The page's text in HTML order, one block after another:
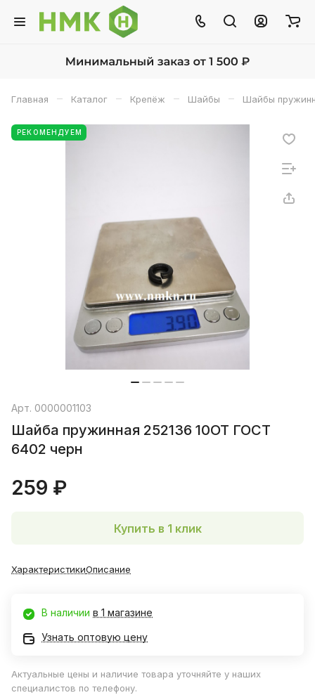
Главная – Каталог – Крепёж – Шайбы – Шайбы
РЕКОМЕНДУЕМ
Арт. 0000001103
Шайба пружинная 252136 10ОТ ГОСТ
6402 черн
259 ₽
Купить в 1 клик
ХарактеристикиОписание
В наличии в 1 магазине
Узнать оптовую цену
Актуальные цены и наличие товара уточняйте у наших
специалистов по телефону.